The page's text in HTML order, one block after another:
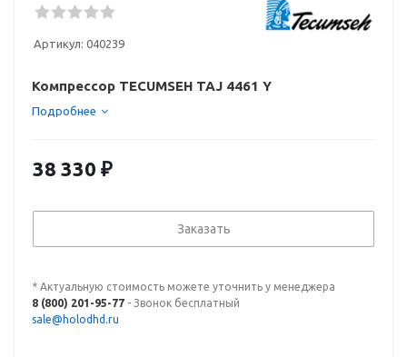
Артикул: 040239
Компрессор TECUMSEH TAJ 4461 Y
Подробнее
38 330 ₽
Заказать
* Актуальную стоимость можете уточнить у менеджера
8 (800) 201-95-77 - Звонок бесплатный
sale@holodhd.ru